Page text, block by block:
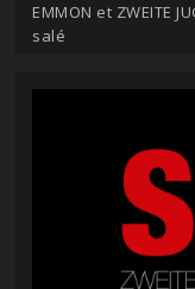
EMMON et ZWEITE
salé